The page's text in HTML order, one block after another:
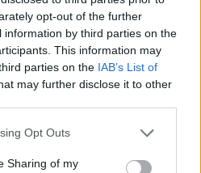
opt-out of the further
by third parties on the
This information may
parties on the IAB’s List of
may further disclose it to other
app uses one or more Google
behaviour. You may click to
Opt Outs
Sharing of my
έτσι που
θα είναι αποδεκτή σε
και θα περάσουν
ότι θα τολμήσουν ξανά.